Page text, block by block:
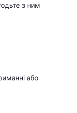
з ним
або